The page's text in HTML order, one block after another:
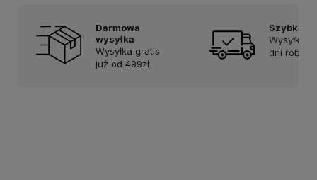
Darmowa
wysyłka
Wysyłka gratis
już od 499zł
Szybka
Wysyłka
dni